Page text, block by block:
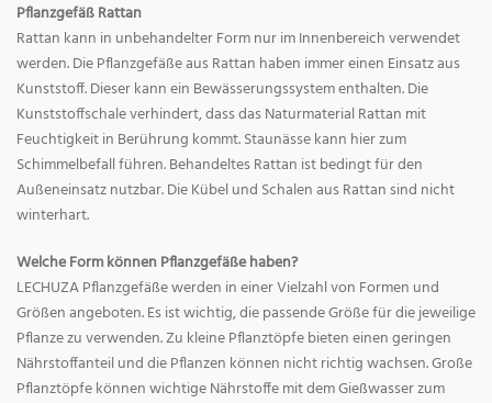
Pflanzgefäß Rattan
Rattan kann in unbehandelter Form nur im Innenbereich verwendet
werden. Die Pflanzgefäße aus Rattan haben immer einen Einsatz aus
Kunststoff. Dieser kann ein Bewässerungssystem enthalten. Die
Kunststoffschale verhindert, dass das Naturmaterial Rattan mit
Feuchtigkeit in Berührung kommt. Staunässe kann hier zum
Schimmelbefall führen. Behandeltes Rattan ist bedingt für den
Außeneinsatz nutzbar. Die Kübel und Schalen aus Rattan sind nicht
winterhart.
Welche Form können Pflanzgefäße haben?
LECHUZA Pflanzgefäße werden in einer Vielzahl von Formen und
Größen angeboten. Es ist wichtig, die passende Größe für die jeweilige
Pflanze zu verwenden. Zu kleine Pflanztöpfe bieten einen geringen
Nährstoffanteil und die Pflanzen können nicht richtig wachsen. Große
Pflanztöpfe können wichtige Nährstoffe mit dem Gießwasser zum